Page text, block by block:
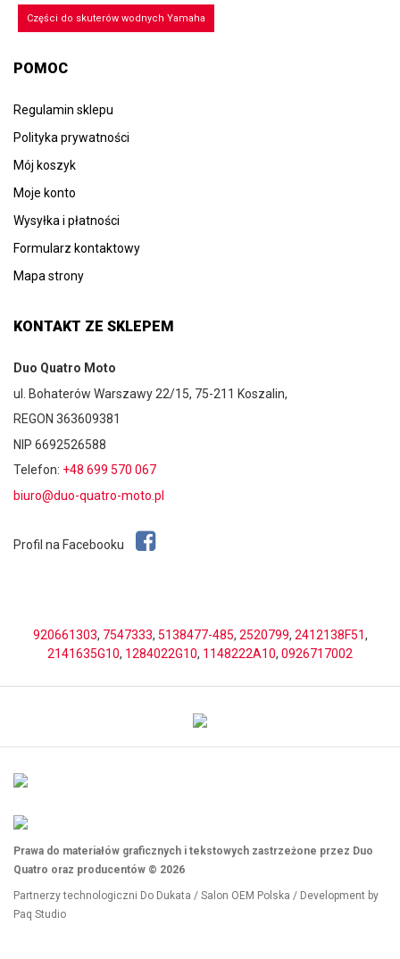
Części do skuterów wodnych Yamaha
POMOC
Regulamin sklepu
Polityka prywatności
Mój koszyk
Moje konto
Wysyłka i płatności
Formularz kontaktowy
Mapa strony
KONTAKT ZE SKLEPEM
Duo Quatro Moto
ul. Bohaterów Warszawy 22/15, 75-211 Koszalin,
REGON 363609381
NIP 6692526588
Telefon: +48 699 570 067
biuro@duo-quatro-moto.pl
Profil na Facebooku
920661303, 7547333, 5138477-485, 2520799, 2412138F51,
2141635G10, 1284022G10, 1148222A10, 0926717002
Prawa do materiałów graficznych i tekstowych zastrzeżone przez Duo
Quatro oraz producentów © 2026
Partnerzy technologiczni Do Dukata / Salon OEM Polska / Development by
Paq Studio